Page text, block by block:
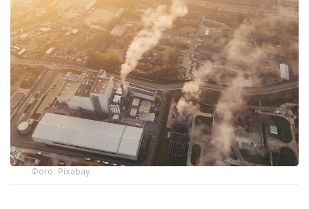
Фото: Pixabay